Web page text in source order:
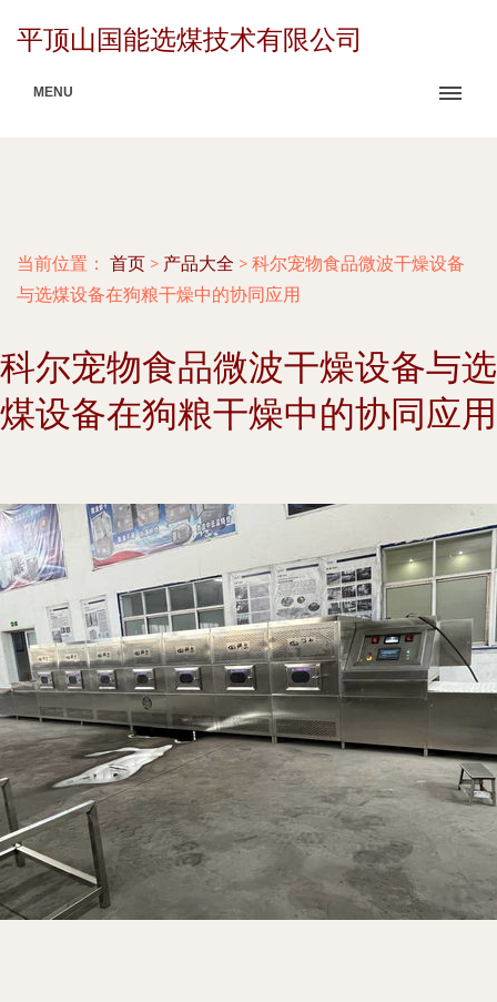
平顶山国能选煤技术有限公司
MENU
当前位置： 首页 > 产品大全 > 科尔宠物食品微波干燥设备
与选煤设备在狗粮干燥中的协同应用
科尔宠物食品微波干燥设备与选
煤设备在狗粮干燥中的协同应用